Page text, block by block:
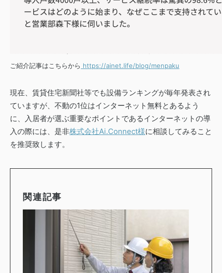
ご紹介記事はこちらから https://ainet.life/blog/menpaku
現在、賃貸住宅新聞社等でも設備ランキングが毎年発表され
ていますが、不動の1位はインターネット無料とあるよう
に、入居者が選ぶ重要なポイントであるインターネットの導
入の際には、是非株式会社Ai.Connect様に相談してみること
を推奨致します。
関連記事